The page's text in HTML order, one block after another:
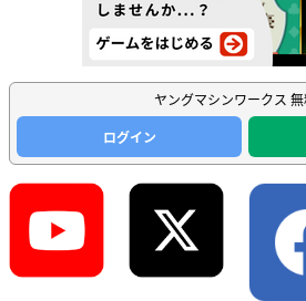
ヤングマシンワークス
ログイン